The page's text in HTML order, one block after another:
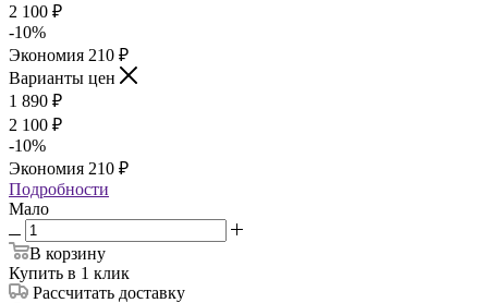
2 100 ₽
-10%
Экономия 210 ₽
Варианты цен
1 890 ₽
2 100 ₽
-10%
Экономия 210 ₽
Подробности
Мало
В корзину
Купить в 1 клик
Рассчитать доставку